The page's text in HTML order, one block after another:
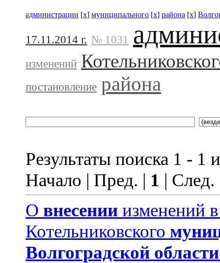
администрации [x] муниципального [x] района [x]
17.11.2014 г. № 1031
изменений
постановление района
Результаты поиска 1 - 1
Начало | Пред. | 1 |
О внесении изменений
Котельниковского
Волгоградской области